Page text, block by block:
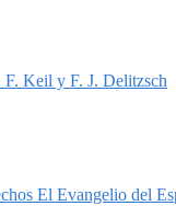
Keil y F. J. Delitzsch
El Evangelio del